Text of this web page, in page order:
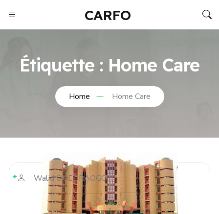
CARFO
Étiquette : Home Care
Home Home Care
Walid OUEDRAOGO